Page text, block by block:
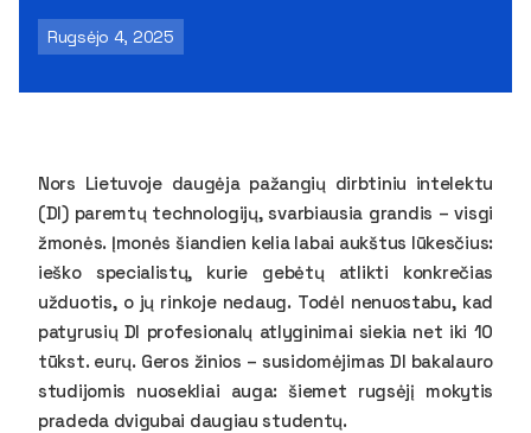
Rugsėjo 4, 2025
Nors Lietuvoje daugėja pažangių dirbtiniu intelektu
(DI) paremtų technologijų, svarbiausia grandis – visgi
žmonės. Įmonės šiandien kelia labai aukštus lūkesčius:
ieško specialistų, kurie gebėtų atlikti konkrečias
užduotis, o jų rinkoje nedaug. Todėl nenuostabu, kad
patyrusių DI profesionalų atlyginimai siekia net iki 10
tūkst. eurų. Geros žinios – susidomėjimas DI bakalauro
studijomis nuosekliai auga: šiemet rugsėjį mokytis
pradeda dvigubai daugiau studentų.